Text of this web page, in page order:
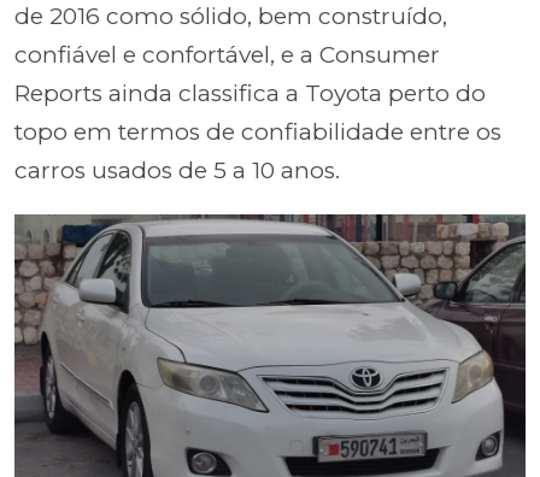
de 2016 como sólido, bem construído,
confiável e confortável, e a Consumer
Reports ainda classifica a Toyota perto do
topo em termos de confiabilidade entre os
carros usados de 5 a 10 anos.